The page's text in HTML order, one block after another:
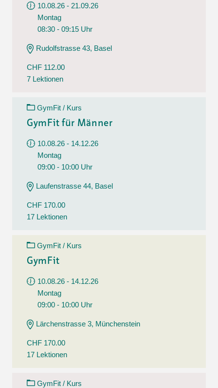
10.08.26 - 21.09.26
Montag
08:30 - 09:15 Uhr
Rudolfstrasse 43, Basel
CHF 112.00
7 Lektionen
GymFit / Kurs
GymFit für Männer
10.08.26 - 14.12.26
Montag
09:00 - 10:00 Uhr
Laufenstrasse 44, Basel
CHF 170.00
17 Lektionen
GymFit / Kurs
GymFit
10.08.26 - 14.12.26
Montag
09:00 - 10:00 Uhr
Lärchenstrasse 3, Münchenstein
CHF 170.00
17 Lektionen
GymFit / Kurs